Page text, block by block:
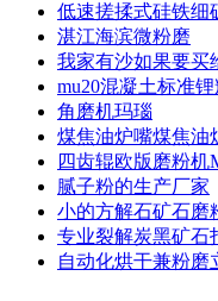
低速搓揉式硅铁细
湛江海滨微粉磨
我家有沙如果要买
mu20混凝土标准
角磨机玛瑙
煤焦油炉嘴煤焦油
四齿辊欧版磨粉机
腻子粉的生产厂家
小的方解石矿石磨
专业裂解炭黑矿石
自动化烘干兼粉磨